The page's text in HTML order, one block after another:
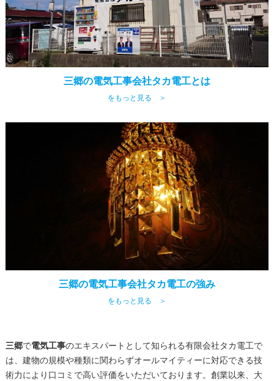
三郷の電気工事会社タカ電工とは
をもっと見る ＞
三郷の電気工事会社タカ電工の強み
をもっと見る ＞
三郷で電気工事のエキスパートとして知られる有限会社タカ電工で
は、建物の規模や種類に関わらずオールマイティーに対応できる技
術力により口コミで高い評価をいただいております。創業以来、大